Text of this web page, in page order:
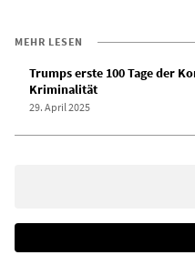
MEHR LESEN
Trumps erste 100 Tage der
Kriminalität
29. April 2025